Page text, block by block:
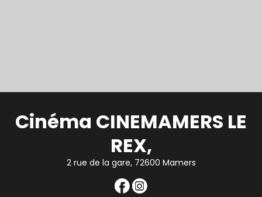
Cinéma CINEMAMERS LE
REX,
2 rue de la gare, 72600 Mamers